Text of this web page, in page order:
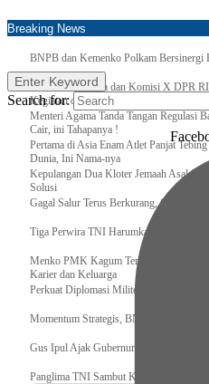
Breaking News
BNPB dan Kemenko Polkam Bersinergi
Raker Kemenpora dan Komisi X DPR
Kegiatan dan Program Prioritas Pemuda
Menteri Agama Tanda Tangan Regulasi
Cair, ini Tahapanya !
Pertama di Asia Enam Atlet Panjat
Dunia, Ini Nama-nya
Kepulangan Dua Kloter Jemaah Asal
Solusi
Gagal Salur Terus Berkurang, Gus Ipul:
Tiga Perwira TNI Harumkan Indonesia
Menko PMK Kagum Terhadap
Karier dan Keluarga
Perkuat Diplomasi Militer, Panglima TNI
Momentum Strategis, BNPB Terima
Gus Ipul Ajak Gubernur dan Bupati/
Panglima TNI Sambut Kedatangan
Enter Keyword
Search for: